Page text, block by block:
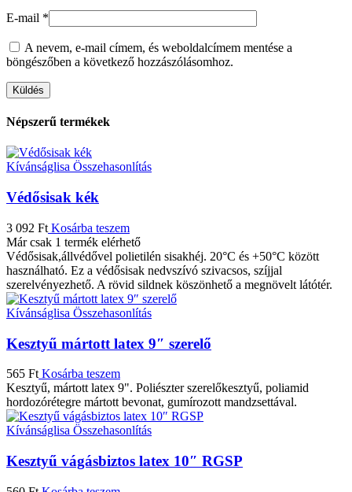
E-mail *
A nevem, e-mail címem, és weboldalcímem mentése a
böngészőben a következő hozzászólásomhoz.
Népszerű termékek
Kívánságlisa Összehasonlítás
Védősisak kék
3 092 Ft Kosárba teszem
Már csak 1 termék elérhető
Védősisak,állvédővel polietilén sisakhéj. 20°C és +50°C között
használható. Ez a védősisak nedvszívó szivacsos, szíjjal
szerelvényezhető. A rövid sildnek köszönhető a megnövelt látótér.
Kívánságlisa Összehasonlítás
Kesztyű mártott latex 9″ szerelő
565 Ft Kosárba teszem
Kesztyű, mártott latex 9". Poliészter szerelőkesztyű, poliamid
hordozórétegre mártott bevonat, gumírozott mandzsettával.
Kívánságlisa Összehasonlítás
Kesztyű vágásbiztos latex 10″ RGSP